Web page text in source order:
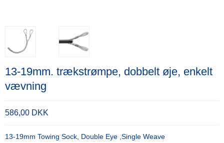
13-19mm. trækstrømpe, dobbelt øje, enkelt
vævning
586,00 DKK
13-19mm Towing Sock, Double Eye ,Single Weave